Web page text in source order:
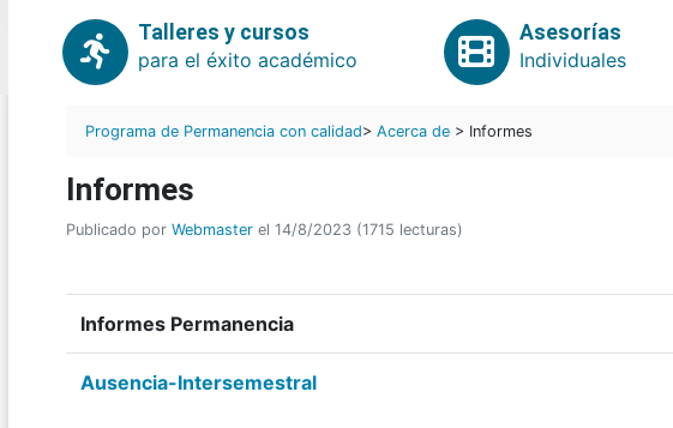
Talleres y cursos
para el éxito académico
Asesorías
Individuales
Programa de Permanencia con calidad> Acerca de > Informes
Informes
Publicado por Webmaster el 14/8/2023 (1715 lecturas)